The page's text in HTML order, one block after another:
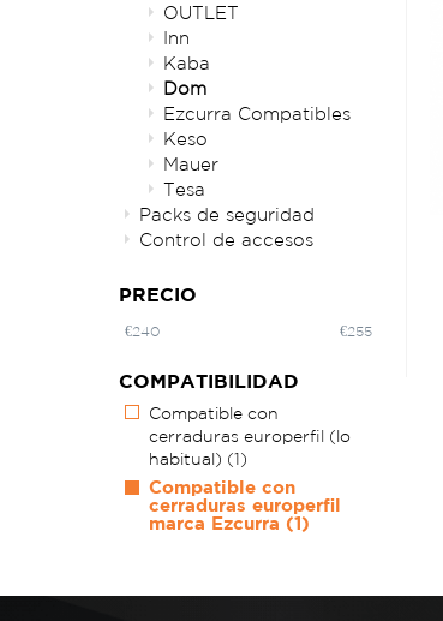
OUTLET
Inn
Kaba
Dom
Ezcurra Compatibles
Keso
Mauer
Tesa
Packs de seguridad
Control de accesos
PRECIO
€240 €255
COMPATIBILIDAD
Compatible con
cerraduras europerfil (lo
habitual) (1)
Compatible con
cerraduras europerfil
marca Ezcurra (1)